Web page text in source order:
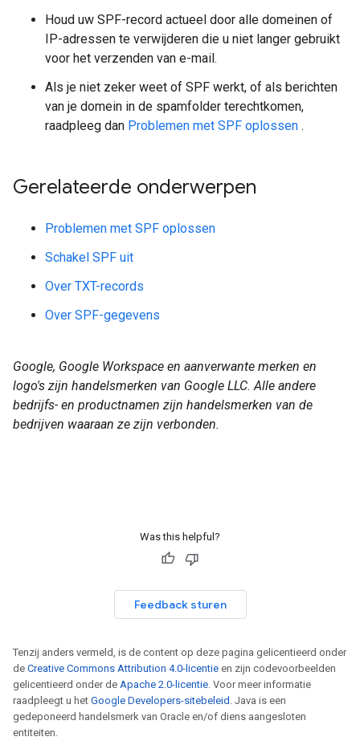
Houd uw SPF-record actueel door alle domeinen of
IP-adressen te verwijderen die u niet langer gebruikt
voor het verzenden van e-mail.
Als je niet zeker weet of SPF werkt, of als berichten
van je domein in de spamfolder terechtkomen,
raadpleeg dan Problemen met SPF oplossen .
Gerelateerde onderwerpen
Problemen met SPF oplossen
Schakel SPF uit
Over TXT-records
Over SPF-gegevens
Google, Google Workspace en aanverwante merken en
logo's zijn handelsmerken van Google LLC. Alle andere
bedrijfs- en productnamen zijn handelsmerken van de
bedrijven waaraan ze zijn verbonden.
Was this helpful?
Feedback sturen
Tenzij anders vermeld, is de content op deze pagina gelicentieerd onder
de Creative Commons Attribution 4.0-licentie en zijn codevoorbeelden
gelicentieerd onder de Apache 2.0-licentie. Voor meer informatie
raadpleegt u het Google Developers-sitebeleid . Java is een
gedeponeerd handelsmerk van Oracle en/of diens aangesloten
entiteiten.